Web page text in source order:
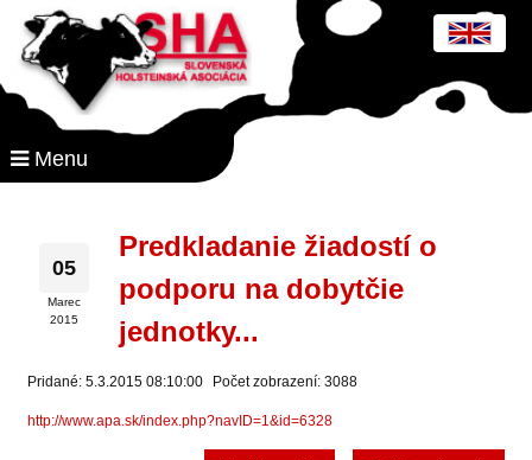
Menu
05
Marec
2015
Predkladanie žiadostí o
podporu na dobytčie
jednotky...
Pridané: 5.3.2015 08:10:00 Počet zobrazení: 3088
http://www.apa.sk/index.php?navID=1&id=6328